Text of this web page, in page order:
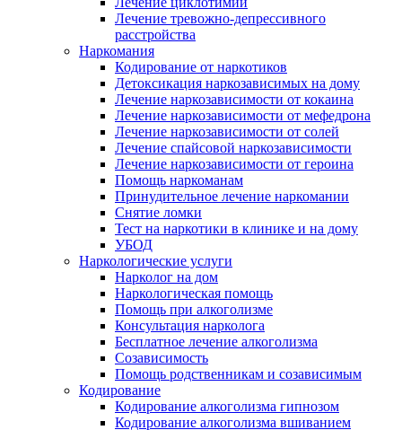
Лечение тревожно-депрессивного
расстройства
Наркомания
Кодирование от наркотиков
Детоксикация наркозависимых на дому
Лечение наркозависимости от кокаина
Лечение наркозависимости от мефедрона
Лечение наркозависимости от солей
Лечение спайсовой наркозависимости
Лечение наркозависимости от героина
Помощь наркоманам
Принудительное лечение наркомании
Снятие ломки
Тест на наркотики в клинике и на дому
УБОД
Наркологические услуги
Нарколог на дом
Наркологическая помощь
Помощь при алкоголизме
Консультация нарколога
Бесплатное лечение алкоголизма
Созависимость
Помощь родственникам и созависимым
Кодирование
Кодирование алкоголизма гипнозом
Кодирование алкоголизма вшиванием